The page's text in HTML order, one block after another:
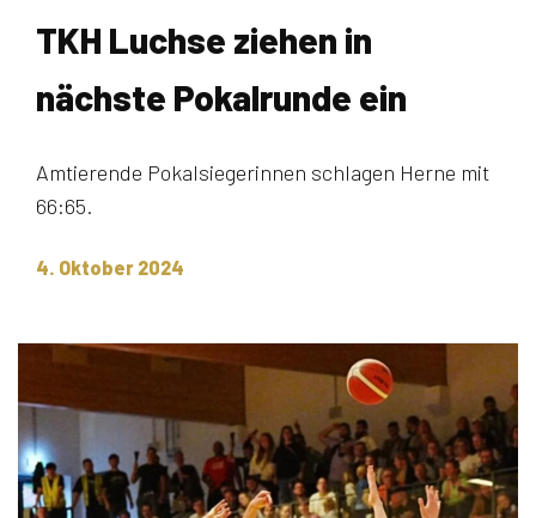
TKH Luchse ziehen in
nächste Pokalrunde ein
Amtierende Pokalsiegerinnen schlagen Herne mit
66:65.
4. Oktober 2024